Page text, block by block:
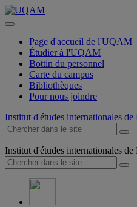
Page d'accueil de l'UQAM
Étudier à l'UQAM
Bottin du personnel
Carte du campus
Bibliothèques
Pour nous joindre
Institut d'études internationales
Institut d'études internationales